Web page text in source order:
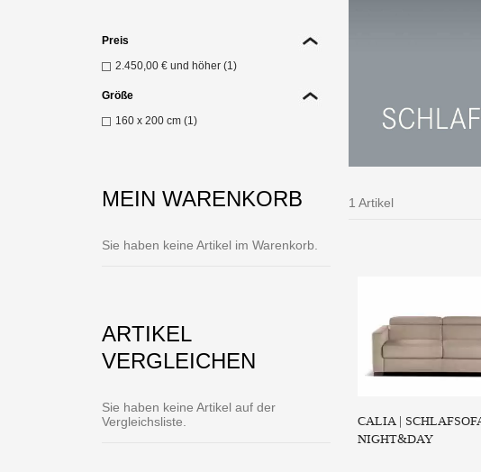
1 Artikel
CALIA |
NIGHT&DAY
Preis
2.450,00 € und höher (1)
Größe
160 x 200 cm (1)
MEIN WARENKORB
Sie haben keine Artikel im Warenkorb.
ARTIKEL
VERGLEICHEN
Sie haben keine Artikel auf der
Vergleichsliste.